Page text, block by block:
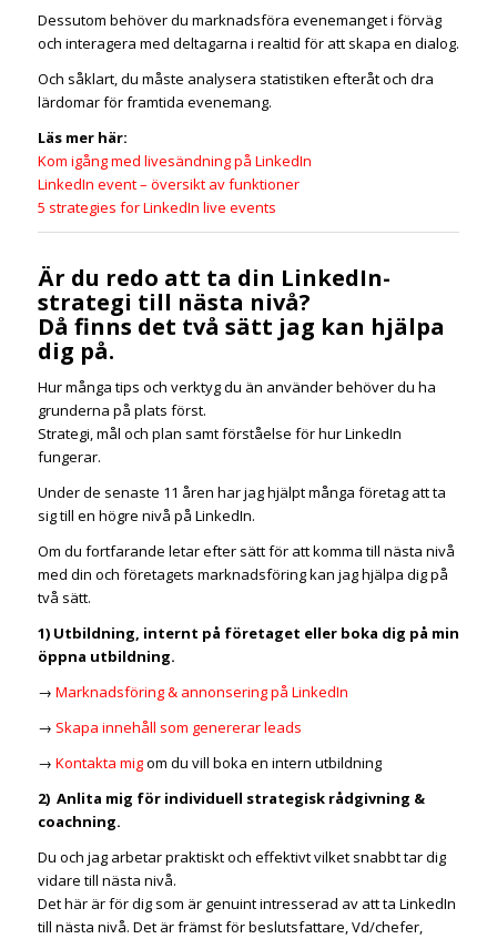
Dessutom behöver du marknadsföra evenemanget i förväg
och interagera med deltagarna i realtid för att skapa en dialog.
Och såklart, du måste analysera statistiken efteråt och dra
lärdomar för framtida evenemang.
Läs mer här:
Kom igång med livesändning på LinkedIn
LinkedIn event – översikt av funktioner
5 strategies for LinkedIn live events
Är du redo att ta din LinkedIn-
strategi till nästa nivå?
Då finns det två sätt jag kan hjälpa
dig på.
Hur många tips och verktyg du än använder behöver du ha
grunderna på plats först.
Strategi, mål och plan samt förståelse för hur LinkedIn
fungerar.
Under de senaste 11 åren har jag hjälpt många företag att ta
sig till en högre nivå på LinkedIn.
Om du fortfarande letar efter sätt för att komma till nästa nivå
med din och företagets marknadsföring kan jag hjälpa dig på
två sätt.
1) Utbildning, internt på företaget eller boka dig på min
öppna utbildning.
→ Marknadsföring & annonsering på LinkedIn
→ Skapa innehåll som genererar leads
→ Kontakta migom du vill boka en intern utbildning
2) Anlita mig för individuell strategisk rådgivning &
coachning.
Du och jag arbetar praktiskt och effektivt vilket snabbt tar dig
vidare till nästa nivå.
Det här är för dig som är genuint intresserad av att ta LinkedIn
till nästa nivå. Det är främst för beslutsfattare, Vd/chefer,